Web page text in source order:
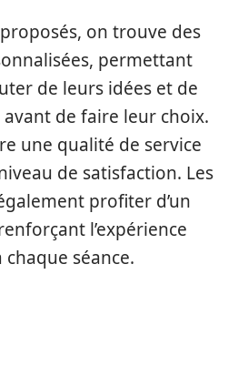
on trouve des
permettant
de leurs idées et de
de faire leur choix.
une qualité de service
de satisfaction. Les
profiter d’un
l’expérience
séance.